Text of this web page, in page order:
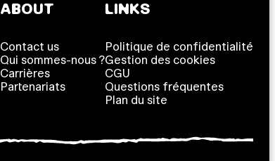
ABOUT
Contact us
Qui sommes-nous ?
Carrières
Partenariats
LINKS
Politique de confidentialité
Gestion des cookies
CGU
Questions fréquentes
Plan du site